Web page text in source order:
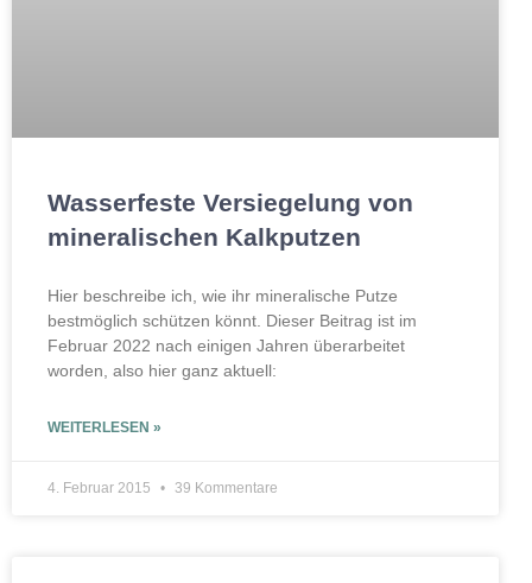
Wasserfeste Versiegelung von
mineralischen Kalkputzen
Hier beschreibe ich, wie ihr mineralische Putze
bestmöglich schützen könnt. Dieser Beitrag ist im
Februar 2022 nach einigen Jahren überarbeitet
worden, also hier ganz aktuell:
WEITERLESEN »
4. Februar 2015 39 Kommentare